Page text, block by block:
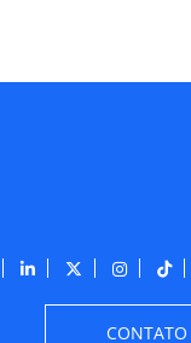
CONTATO